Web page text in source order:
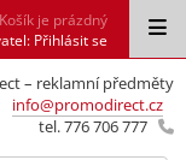
– reklamní předměty
info@promodirect.cz
tel. 776 706 777
Košík je prázdný
Přihlásit se